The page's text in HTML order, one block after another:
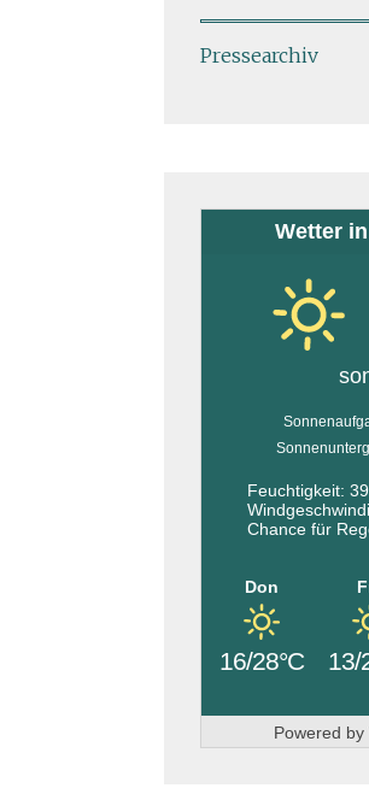
Pressearchiv
Wetter
Feuchtigkeit:
Chance für
Don
16/28°C 13/
Powered by